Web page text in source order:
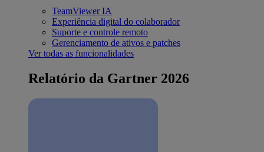
TeamViewer IA
Experiência digital do colaborador
Suporte e controle remoto
Gerenciamento de ativos e patches
Ver todas as funcionalidades
Relatório da Gartner 2026